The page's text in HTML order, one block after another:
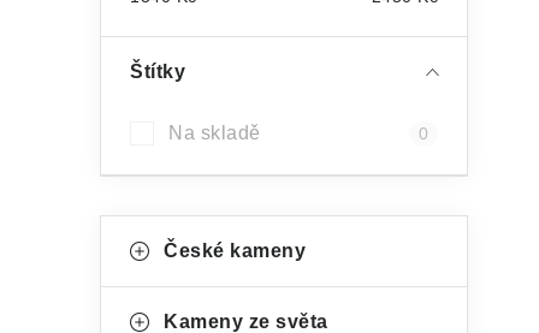
n
p
Štítky
Na skladě 0
kategorieČeské kameny
Kameny ze světa